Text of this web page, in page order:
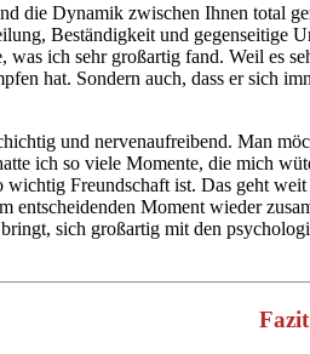
die Dynamik zwischen Ihnen total
Beständigkeit und gegenseitige
ich sehr großartig fand. Weil es
hat. Sondern auch, dass er sich
und nervenaufreibend. Man
ich so viele Momente, die mich
Freundschaft ist. Das geht
entscheidenden Moment wieder
sich großartig mit den
Fazit